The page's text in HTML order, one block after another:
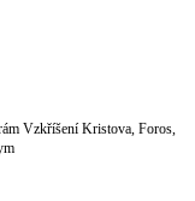
Vzkříšení Kristova, Foros,